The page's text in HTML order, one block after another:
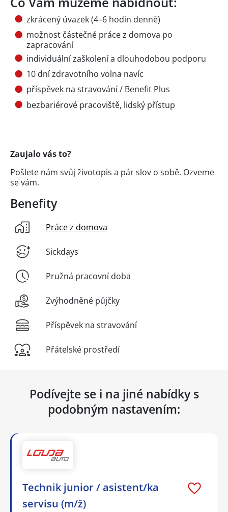
zkrácený úvazek (4–6 hodin denně)
možnost částečné práce z domova po
zapracování
individuální zaškolení a dlouhodobou podporu
10 dní zdravotního volna navíc
příspěvek na stravování / Benefit Plus
bezbariérové pracoviště, lidský přístup
Zaujalo vás to?
Pošlete nám svůj životopis a pár slov o sobě. Ozveme
se vám.
Benefity
Práce z domova
Sickdays
Pružná pracovní doba
Zvýhodněné půjčky
Příspěvek na stravování
Přátelské prostředí
Podívejte se i na jiné nabídky s
podobným nastavením:
Technik junior / asistent/ka
servisu (m/ž)